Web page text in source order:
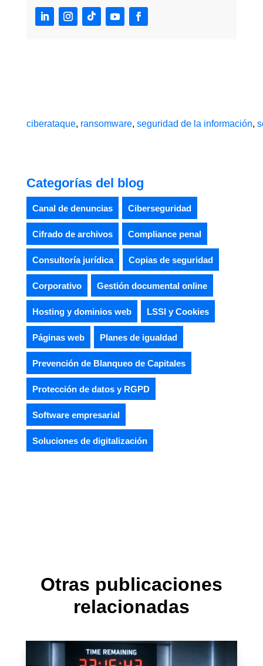
ciberataque, ransomware, seguridad de la información,
Categorías del blog
Canal de denuncias Ciberseguridad
Cifrado de archivos Compliance penal
Consultoría jurídica Copias de seguridad
Corporativo Gestión documental online
Hosting y dominios web LSSI y Cookies
Páginas web Planes de igualdad
Prevención de Blanqueo de Capitales
Protección de datos y RGPD
Software empresarial
Soluciones de digitalización
Otras publicaciones
relacionadas